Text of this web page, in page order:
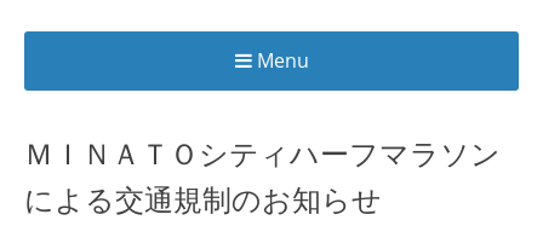
Menu
content
ＭＩＮＡＴＯシティハーフマラソン
による交通規制のお知らせ